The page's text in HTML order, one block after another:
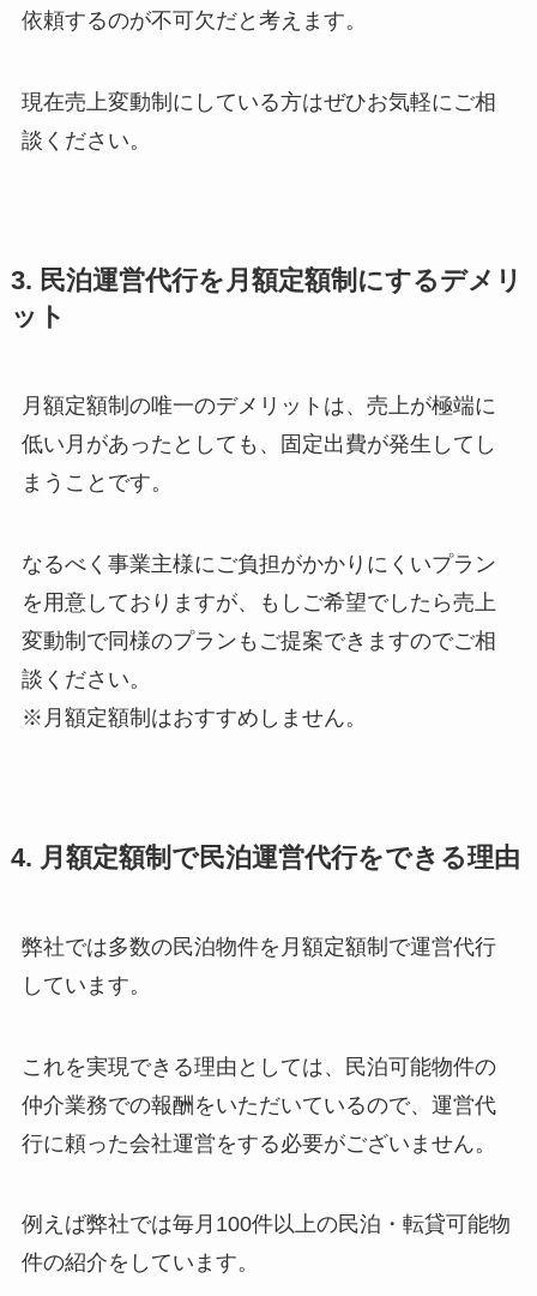
依頼するのが不可欠だと考えます。
現在売上変動制にしている方はぜひお気軽にご相
談ください。
3. 民泊運営代行を月額定額制にするデメリ
ット
月額定額制の唯一のデメリットは、売上が極端に
低い月があったとしても、固定出費が発生してし
まうことです。
なるべく事業主様にご負担がかかりにくいプラン
を用意しておりますが、もしご希望でしたら売上
変動制で同様のプランもご提案できますのでご相
談ください。
※月額定額制はおすすめしません。
4. 月額定額制で民泊運営代行をできる理由
弊社では多数の民泊物件を月額定額制で運営代行
しています。
これを実現できる理由としては、民泊可能物件の
仲介業務での報酬をいただいているので、運営代
行に頼った会社運営をする必要がございません。
例えば弊社では毎月100件以上の民泊・転貸可能物
件の紹介をしています。